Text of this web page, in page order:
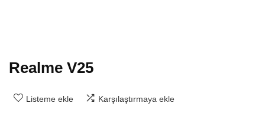
Realme V25
Listeme ekle Karşılaştırmaya ekle